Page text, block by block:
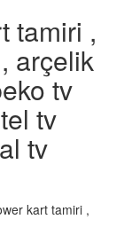
tamiri ,
arçelik
tv
tv
tv
kart tamiri ,